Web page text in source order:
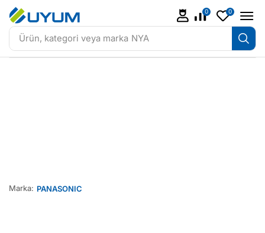
Ürün, kategori veya marka NYA
0 0
Marka: PANASONIC